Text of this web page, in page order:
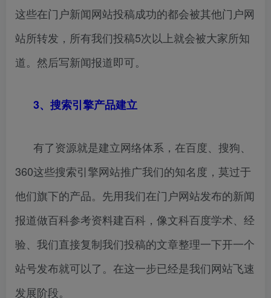
这些在门户新闻网站投稿成功的都会被其他门户网
站所转发，所有我们投稿5次以上就会被大家所知
道。然后写新闻报道即可。
3、搜索引擎产品建立
有了资源就是建立网络体系，在百度、搜狗、
360这些搜索引擎网站推广我们的知名度，莫过于
他们旗下的产品。先用我们在门户网站发布的新闻
报道做百科参考资料建百科，像文科百度学术、经
验、我们直接复制我们投稿的文章整理一下开一个
站号发布就可以了。在这一步已经是我们网站飞速
发展阶段。